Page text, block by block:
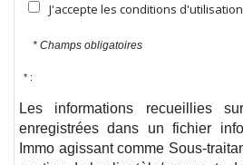
J'accepte les conditions
* Champs obligatoires
* :
Les informations recueillies
enregistrées dans un fichier
Immo agissant comme Sous-